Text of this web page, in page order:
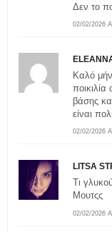
02/02/2026
Δεν το
02/02/2026
Καλό
βάσης
είναι
LITSA
02/02/2026
Τι
Μουτςς